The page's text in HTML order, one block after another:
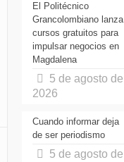
El Politécnico
Grancolombiano lanza
cursos gratuitos para
impulsar negocios en
Magdalena
5 de agosto de
2026
Cuando informar deja
de ser periodismo
5 de agosto de